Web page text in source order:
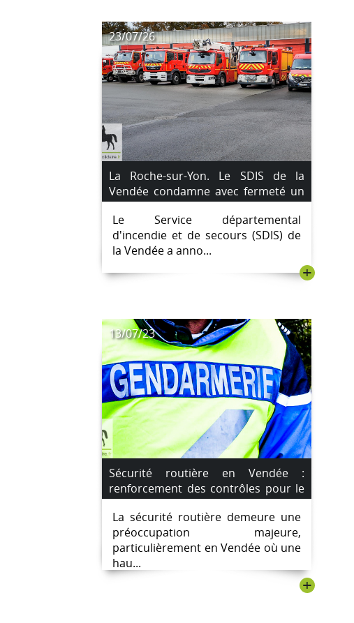
23/07/26
La Roche-sur-Yon. Le SDIS de la
Vendée condamne avec fermeté un
sapeur-pompier volontaire impliqué
dans plusieurs départs de feu
Le Service départemental
d'incendie et de secours (SDIS) de
la Vendée a anno...
+
13/07/23
Sécurité routière en Vendée :
renforcement des contrôles pour le
week-end du 14 juillet face à une
hausse des accidents mortels
La sécurité routière demeure une
préoccupation majeure,
particulièrement en Vendée où une
hau...
+